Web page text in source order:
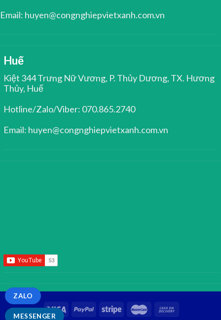
Email: huyen@congnghiepvietxanh.com.vn
Huế
Kiệt 344 Trưng Nữ Vương, P. Thủy Dương, TX. Hương
Thủy, Huế
Hotline/Zalo/Viber: 070.865.2740
Email: huyen@congnghiepvietxanh.com.vn
MESSENGER
ZALO